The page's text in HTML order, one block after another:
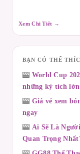
Xem Chi Tiết →
BẠN CÓ THỂ
🎰 World Cup
những kỳ tích lớn
🎰 Giá vé xem
ngay
🎰 Ai Sẽ Là
Quan Trọng